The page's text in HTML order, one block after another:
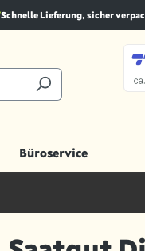
Schnelle Lieferung, sicher
Büroservice